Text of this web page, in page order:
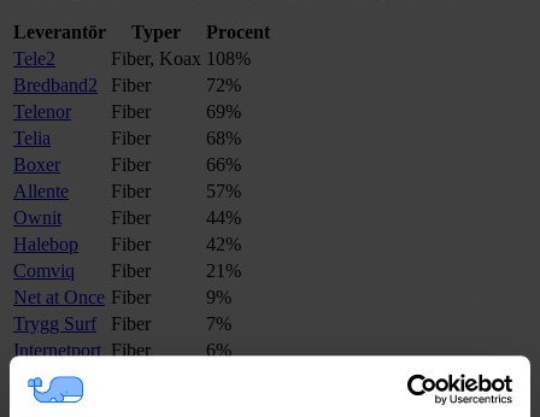
Leverantör Typer
Procent
Tele2
Fiber, Koax 108%
Bredband2
Fiber
72%
Telenor
Fiber
69%
Telia
Fiber
68%
Boxer
Fiber
66%
Allente
Fiber
57%
Ownit
Fiber
44%
Halebop
Fiber
42%
Comviq
Fiber
21%
Net at Once Fiber
9%
Trygg Surf
Fiber
7%
Internetport Fiber
6%
Inleed